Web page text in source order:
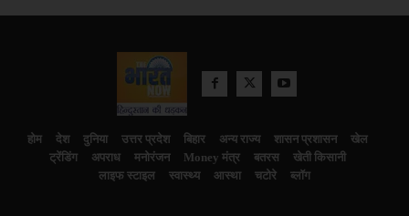
होम देश दुनिया उत्तर प्रदेश बिहार अन्य राज्य शासन प्रशासन
खेल
ट्रेंडिंग
अपराध मनोरंजन Money मंत्र बतरस
खेती किसानी
लाइफ स्टाइल
स्वास्थ्य आस्था चटोरे ब्लॉग